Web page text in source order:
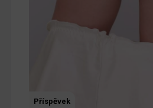
Příspěvek